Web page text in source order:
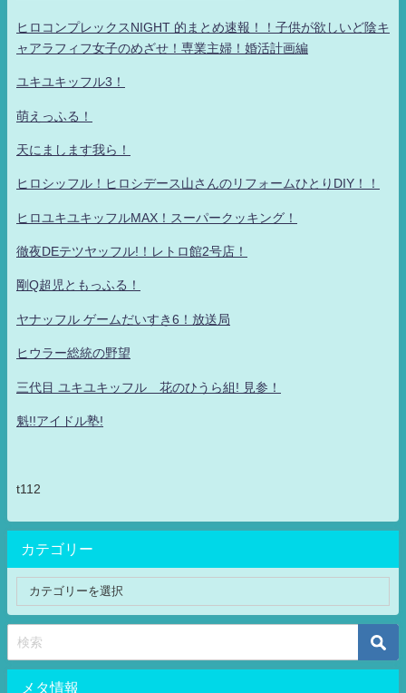
ヒロコンプレックスNIGHT 的まとめ速報！！子供が欲しいど陰キ
ャアラフィフ女子のめざせ！専業主婦！婚活計画編
ユキユキッフル3！
萌えっふる！
天にまします我ら！
ヒロシッフル！ヒロシデース山さんのリフォームひとりDIY！！
ヒロユキユキッフルMAX！スーパークッキング！
徹夜DEテツヤッフル!！レトロ館2号店！
剛Q超児ともっふる！
ヤナッフル ゲームだいすき6！放送局
ヒウラー総統の野望
三代目 ユキユキッフル 花のひうら組! 見参！
魁!!アイドル塾!
t112
カテゴリー
メタ情報